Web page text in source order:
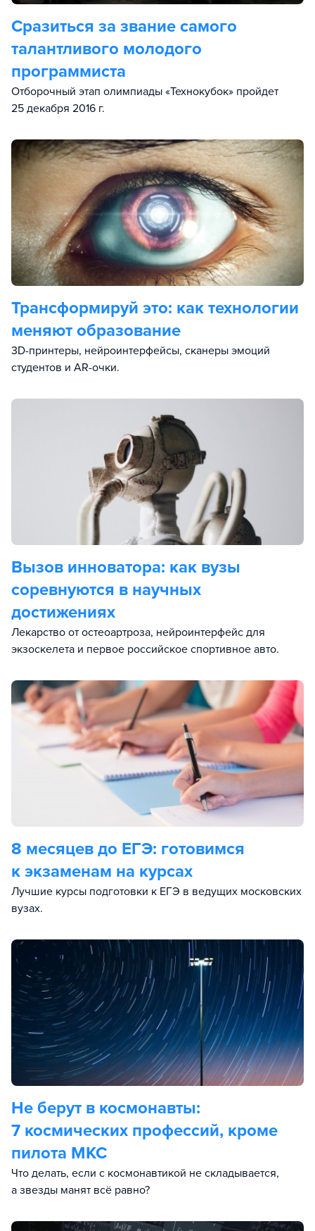
Сразиться за звание самого
талантливого молодого
программиста
Отборочный этап олимпиады «Технокубок» пройдет
25 декабря 2016 г.
Трансформируй это: как технологии
меняют образование
3D-принтеры, нейроинтерфейсы, сканеры эмоций
студентов и AR-очки.
Вызов инноватора: как вузы
соревнуются в научных
достижениях
Лекарство от остеоартроза, нейроинтерфейс для
экзоскелета и первое российское спортивное авто.
8 месяцев до ЕГЭ: готовимся
к экзаменам на курсах
Лучшие курсы подготовки к ЕГЭ в ведущих московских
вузах.
Не берут в космонавты:
7 космических профессий, кроме
пилота МКС
Что делать, если с космонавтикой не складывается,
а звезды манят всё равно?